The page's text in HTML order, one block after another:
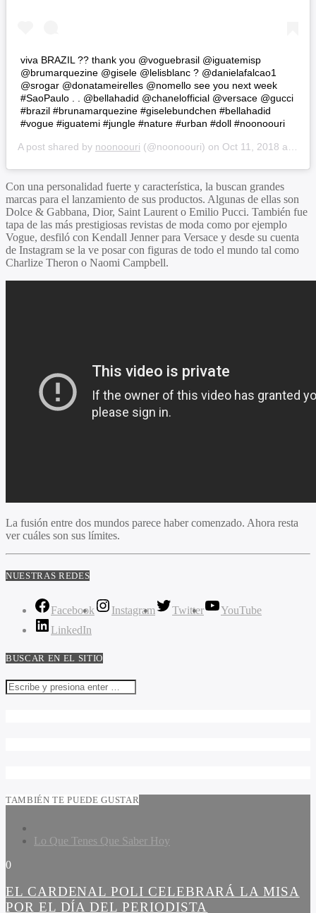
viva BRAZIL ?? thank you @voguebrasil @iguatemisp
@brumarquezine @gisele @lelisblanc ? @danielafalcao1
@srogar @donatameirelles @nomello see you next week
#SaoPaulo . . @bellahadid @chanelofficial @versace @gucci
#brazil #brunamarquezine #giselebundchen #bellahadid
#vogue #iguatemi #jungle #nature #urban #doll #noonoouri
A post shared by noonoouri (@noonoouri) on Oct 11, 2018 at 5:54am PDT
Con una personalidad fuerte y característica, la buscan grandes
marcas para el lanzamiento de sus productos. Algunas de ellas son
Dolce & Gabbana, Dior, Saint Laurent o Emilio Pucci. También fue
tapa de las más prestigiosas revistas de moda como por ejemplo
Vogue, desfiló con Kendall Jenner para Versace y desde su cuenta
de Instagram se la ve posar con figuras de todo el mundo tal como
Charlize Theron o Naomi Campbell.
La fusión entre dos mundos parece haber comenzado. Ahora resta
ver cuáles son sus límites.
NUESTRAS REDES
Facebook Instagram Twitter
YouTube
LinkedIn
BUSCAR EN EL SITIO
TAMBIÉN TE PUEDE GUSTAR
Lo Que Tenes Que Saber Hoy
0
EL CARDENAL POLI CELEBRARÁ LA MISA
POR EL DÍA DEL PERIODISTA